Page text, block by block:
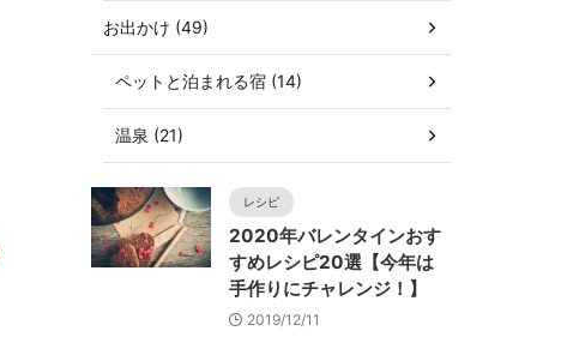
お出かけ (49)
ペットと泊まれる宿 (14)
温泉 (21)
レシピ
2020年バレンタインおす
すめレシピ20選【今年は
手作りにチャレンジ！】
2019/12/11